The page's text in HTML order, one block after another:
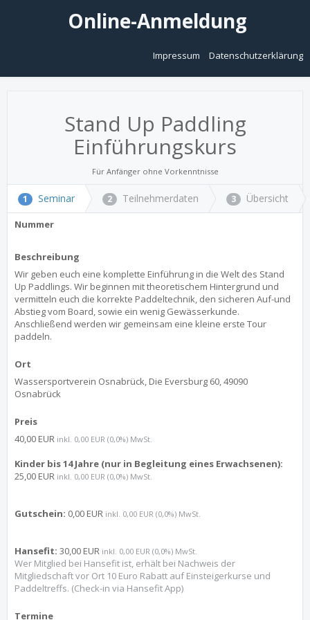
Online-Anmeldung
Impressum Datenschutzerklärung
Stand Up Paddling
Einführungskurs
Für Anfänger ohne Vorkenntnisse
1 Seminar 2 Teilnehmerdaten 3 Übersicht
Nummer
Beschreibung
Wir geben euch eine komplette Einführung in die Welt des Stand
Up Paddlings. Wir beginnen mit theoretischem Hintergrund und
vermitteln euch die korrekte Paddeltechnik, den sicheren Auf-und
Abstieg vom Board, sowie ein wenig Gewässerkunde.
Anschließend werden wir gemeinsam eine kleine erste Tour
paddeln.
Ort
Wassersportverein Osnabrück, Die Eversburg 60, 49090
Osnabrück
Preis
40,00 EUR inkl. 0,00 EUR (0,0%) MwSt.
Kinder bis 14 Jahre (nur in Begleitung eines Erwachsenen):
25,00 EUR inkl. 0,00 EUR (0,0%) MwSt.
Gutschein: 0,00 EUR inkl. 0,00 EUR (0,0%) MwSt.
Hansefit: 30,00 EUR inkl. 0,00 EUR (0,0%) MwSt.
Wer Mitglied bei Hansefit ist, erhält bei Nachweis der
Mitgliedschaft vor Ort 10 Euro Rabatt auf Einsteigerkurse und
Paddeltreffs. (Check-in via Hansefit App)
Termine